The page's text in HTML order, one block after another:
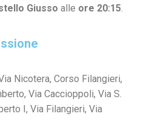
Giusso alle ore 20:15.
Nicotera, Corso Filangieri,
Via Caccioppoli, Via S.
I, Via Filangieri, Via